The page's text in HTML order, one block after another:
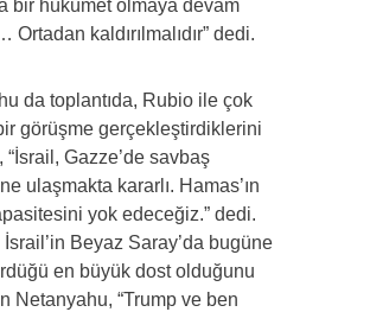
bir hükümet olmaya devam
kaldırılmalıdır” dedi.
da toplantıda, Rubio ile çok
görüşme gerçekleştirdiklerini
“İsrail, Gazze’de savbaş
ulaşmakta kararlı. Hamas’ın
yok edeceğiz.” dedi.
İsrail’in Beyaz Saray’da bugüne
en büyük dost olduğunu
Netanyahu, “Trump ve ben